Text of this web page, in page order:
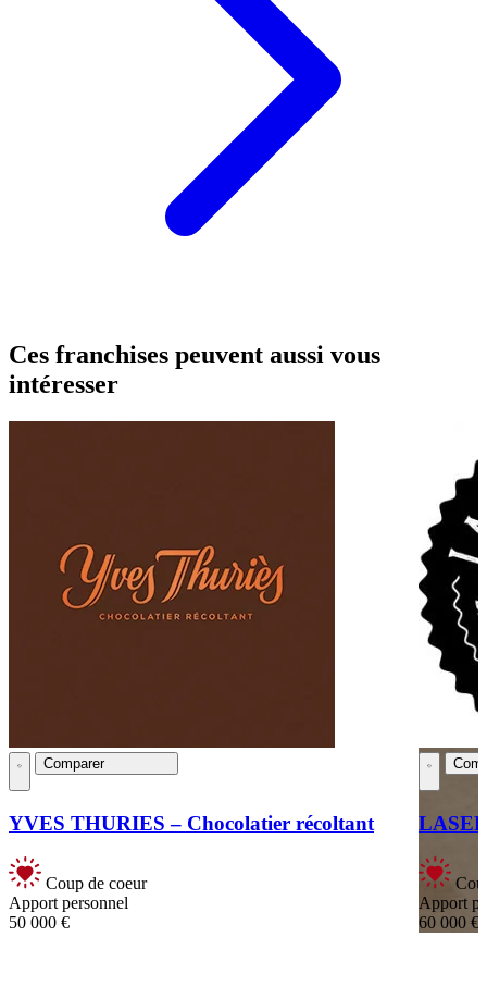
Ces franchises peuvent aussi vous
intéresser
Comparer
YVES THURIES – Chocolatier récoltant
Coup de coeur
Apport personnel
50 000 €
Apport
60 000 €